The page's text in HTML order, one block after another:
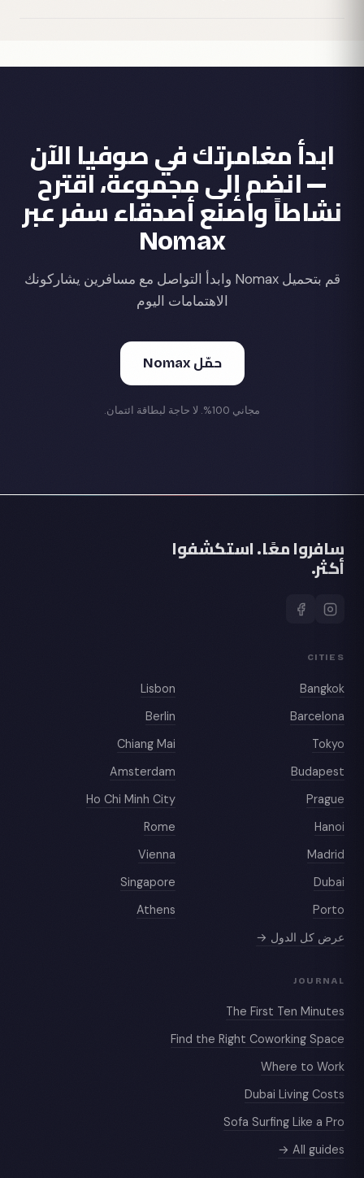
ابدأ مغامرتك في صوفيا الآن
— انضم إلى مجموعة، اقترح
نشاطاً واصنع أصدقاء سفر عبر
Nomax
قم بتحميل Nomax وابدأ التواصل مع مسافرين يشاركونك
الاهتمامات اليوم
حمّل Nomax
مجاني 100%. لا حاجة لبطاقة ائتمان.
سافروا معًا. استكشفوا
أكثر.
CITIES
Bangkok
Lisbon
Barcelona
Berlin
Tokyo
Chiang Mai
Budapest
Amsterdam
Prague
Ho Chi Minh City
Hanoi
Rome
Madrid
Vienna
Dubai
Singapore
Porto
Athens
عرض كل الدول →
JOURNAL
The First Ten Minutes
Find the Right Coworking Space
Where to Work
Dubai Living Costs
Sofa Surfing Like a Pro
All guides →